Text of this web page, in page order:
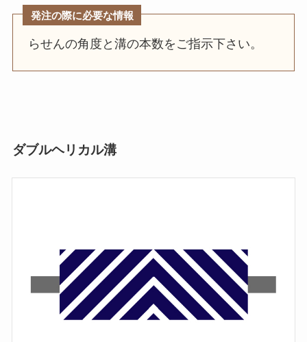
発注の際に必要な情報
らせんの角度と溝の本数をご指示下さい。
ダブルヘリカル溝